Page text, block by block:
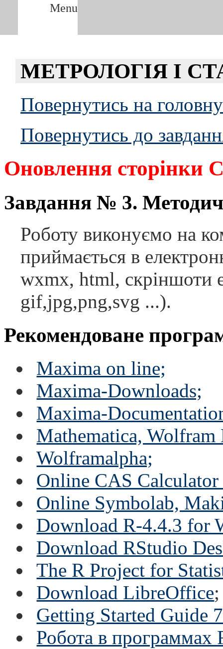
Метрологія і
Menu
МЕТРОЛОГІЯ І
Повернутись на головну
Повернутись до
Оновлення сторінки
Завдання № 3.
Роботу виконуємо на
приймається в
wxmx, html, скріншоти
gif,jpg,png,svg ...).
Рекомендоване
Maxima on line;
Maxima-Downloads;
Maxima-
Mathematica, Wolfram
Wolframalpha;
Online CAS
Online Symbolab,
Download R-4.4.3 for
Download RStudio
The R Project for
Download LibreOffice;
Getting Started Guide
Робота в программах